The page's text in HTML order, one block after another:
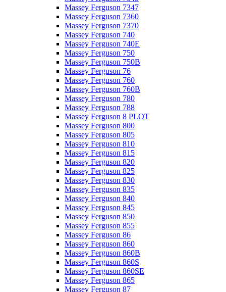
Massey Ferguson 7347
Massey Ferguson 7360
Massey Ferguson 7370
Massey Ferguson 740
Massey Ferguson 740E
Massey Ferguson 750
Massey Ferguson 750B
Massey Ferguson 76
Massey Ferguson 760
Massey Ferguson 760B
Massey Ferguson 780
Massey Ferguson 788
Massey Ferguson 8 PLOT
Massey Ferguson 800
Massey Ferguson 805
Massey Ferguson 810
Massey Ferguson 815
Massey Ferguson 820
Massey Ferguson 825
Massey Ferguson 830
Massey Ferguson 835
Massey Ferguson 840
Massey Ferguson 845
Massey Ferguson 850
Massey Ferguson 855
Massey Ferguson 86
Massey Ferguson 860
Massey Ferguson 860B
Massey Ferguson 860S
Massey Ferguson 860SE
Massey Ferguson 865
Massey Ferguson 87